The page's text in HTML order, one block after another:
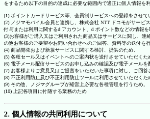
をするため以下の目的の達成に必要な範囲内で適正に個人情報を
(1) ポイントカードサービス等、会員制サービスへの登録をさせて
(2) ノジマモバイル会員と連携し、株式会社 NTT ドコモがサービ
付与または利用に関するd アカウント、d ポイント数などの情報を
(3)お客様がご購入又はご利用された商品又はサービスに関し、連
の他お客様のご要望やお問い合わせへのご回答、資料等の送付を行
(4) 商品開発および新規サービスに関する検討、提供のため。
(5) 各種セール又はイベントへのご案内状を送付させていただくた
(6) 電子メール配信サービスのお申し込みの確認及び電子メールを
(7) お客様よりご意見又はご提言をいただいた事項に対し、ご回答
(8) 不正利用防止及び不正利用防止ツールに利用させていただくた
(9) その他、ノジマグループが経営上必要な各種管理を行うため。
(10) 上記各項目に付随する業務のため
2. 個人情報の共同利用について